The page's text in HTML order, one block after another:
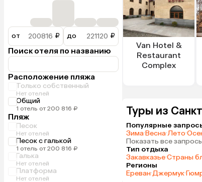
от ₽ до ₽
Поиск отеля по названию
Расположение пляжа
Только собственный
Нет отелей
Общий
1 отель от 200 816 ₽
Пляж
Песок
Нет отелей
Песок с галькой
1 отель от 200 816 ₽
Галька
Нет отелей
Платформа
Нет отелей
Van Hotel &
Restaurant
Complex
Туры из
Популярные
Зима·Весна·Лето·
Показать все
Тип отдыха
Закавказье·Страны
Регионы
Ереван·Джермук·